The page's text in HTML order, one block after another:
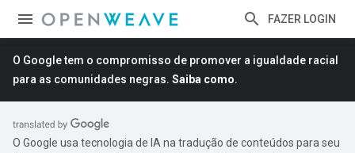
FAZER LOGIN
O Google tem o compromisso de promover a igualdade racial
para as comunidades negras. Saiba como.
O Google usa tecnologia de IA na tradução de conteúdos para seu